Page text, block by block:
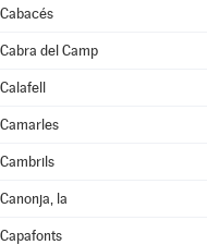
Cabacés
Cabra del Camp
Calafell
Camarles
Cambrils
Canonja, la
Capafonts